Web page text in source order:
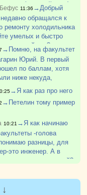
(старший курс)
для подстраховки и
тк долги успел
меня чего-то други?
11:36 →Добрый
обращался к
ремонту холодильника
умелых и быстро
пожалуйста ?
→Помню, на факультет
Юрий. В первый
по баллам, хотя
ниже некуда,
низкие во всем
позже поступил, но
или нет
→Я как раз про него
→Петелин тому пример
10:21 →Я как начинаю
-голова
разницы, для
это инженер. А в
столько направлений?